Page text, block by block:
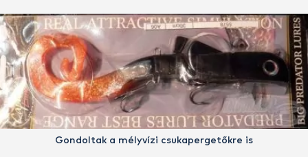
Gondoltak a mélyvízi csukapergetőkre is